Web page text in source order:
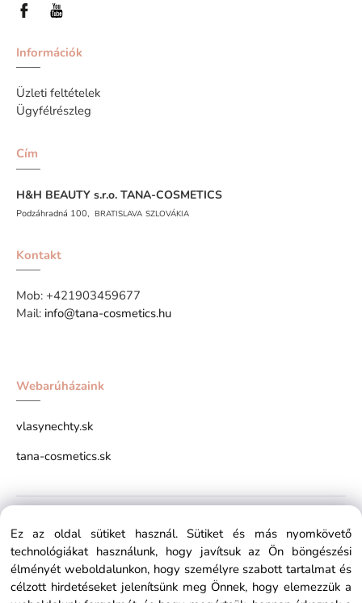
Információk
Üzleti feltételek
Ügyfélrészleg
Cím
H&H BEAUTY s.r.o. TANA-COSMETICS
Podzáhradná 100, BRATISLAVA SZLOVÁKIA
Kontakt
Mob: +421903459677
Mail: info@tana-cosmetics.hu
Webarúházaink
vlasynechty.sk
tana-cosmetics.sk
Ez az oldal sütiket használ. Sütiket és más nyomkövető
technológiákat használunk, hogy javítsuk az Ön böngészési
élményét weboldalunkon, hogy személyre szabott tartalmat és
célzott hirdetéseket jelenítsünk meg Önnek, hogy elemezzük a